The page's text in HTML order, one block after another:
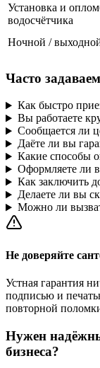
Установка и
водосчётчика
Ночной /
Часто
Как быстро
Вы работаете
Сообщается ли
Даёте ли вы
Какие способы
Оформляете ли
Как заключить
Делаете ли вы
Можно ли
Не доверяйте
Устная гарантия
подписью и
повторной
Нужен
бизнеса?